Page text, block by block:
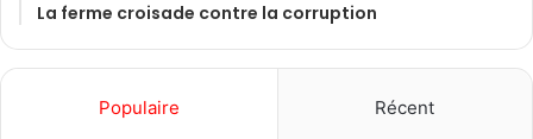
La ferme croisade contre la corruption
Populaire Récent